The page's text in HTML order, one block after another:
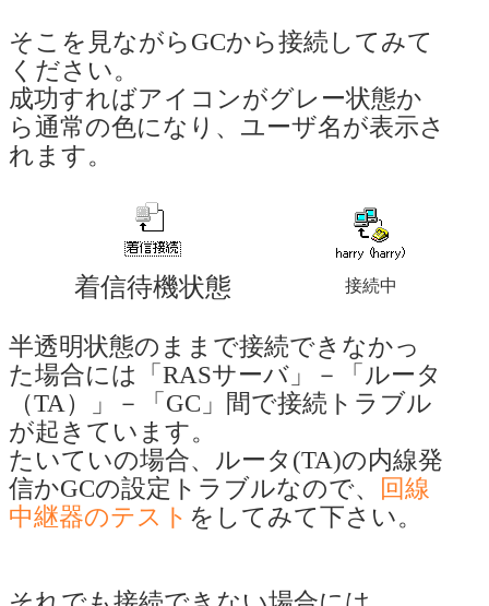
そこを見ながらGCから接続してみて
ください。
成功すればアイコンがグレー状態か
ら通常の色になり、ユーザ名が表示さ
れます。
着信待機状態 接続中
半透明状態のままで接続できなかっ
た場合には「RASサーバ」－「ルータ
（TA）」－「GC」間で接続トラブル
が起きています。
たいていの場合、ルータ(TA)の内線発
信かGCの設定トラブルなので、
回線
中継器のテスト をしてみて下さい。